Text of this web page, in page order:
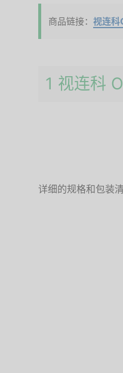
商品链接： 视连
1 视连科
详细的规格和包装